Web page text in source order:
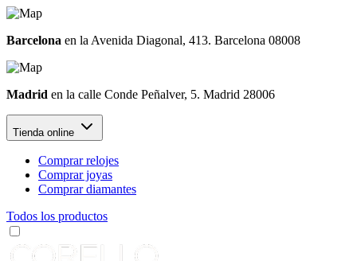
Barcelona en la Avenida Diagonal, 413. Barcelona 08008
Madrid en la calle Conde Peñalver, 5. Madrid 28006
Tienda online
Comprar relojes
Comprar joyas
Comprar diamantes
Todos los productos